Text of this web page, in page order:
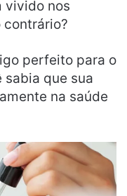
vivido nos
contrário?
perfeito para o
que sua
na saúde